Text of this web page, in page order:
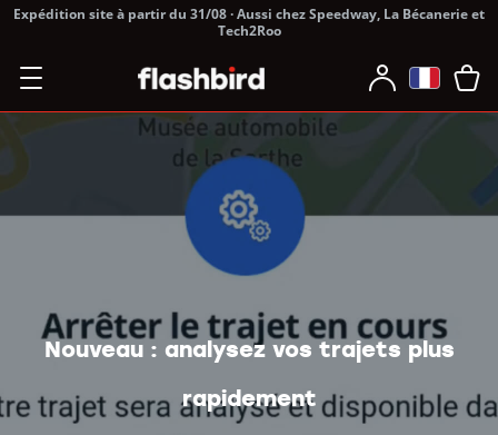
Expédition site à partir du 31/08 · Aussi chez Speedway, La Bécanerie et
Tech2Roo
Nouveau : analysez vos trajets plus
rapidement